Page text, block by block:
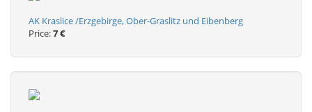
AK Kraslice /Erzgebirge, Ober-Graslitz und Eibenberg
Price:7 €